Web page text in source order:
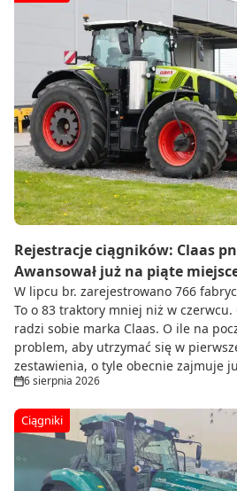
Rejestracje ciągników: Claas
Awansował już na piąte
W lipcu br. zarejestrowano 766
To o 83 traktory mniej niż w
radzi sobie marka Claas. O ile na
problem, aby utrzymać się w
zestawienia, o tyle obecnie zajmuje
6 sierpnia 2026
Ciągniki